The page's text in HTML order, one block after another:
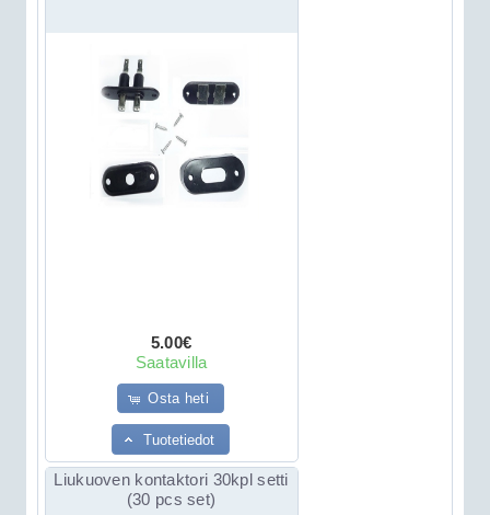
5.00€
Saatavilla
Osta heti
Tuotetiedot
Liukuoven kontaktori 30kpl setti
(30 pcs set)